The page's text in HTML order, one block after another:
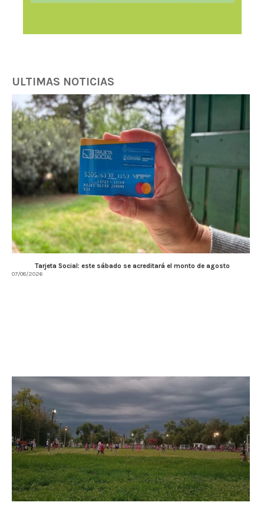
ULTIMAS NOTICIAS
Tarjeta Social: este sábado se acreditará el monto de agosto
07/08/2026